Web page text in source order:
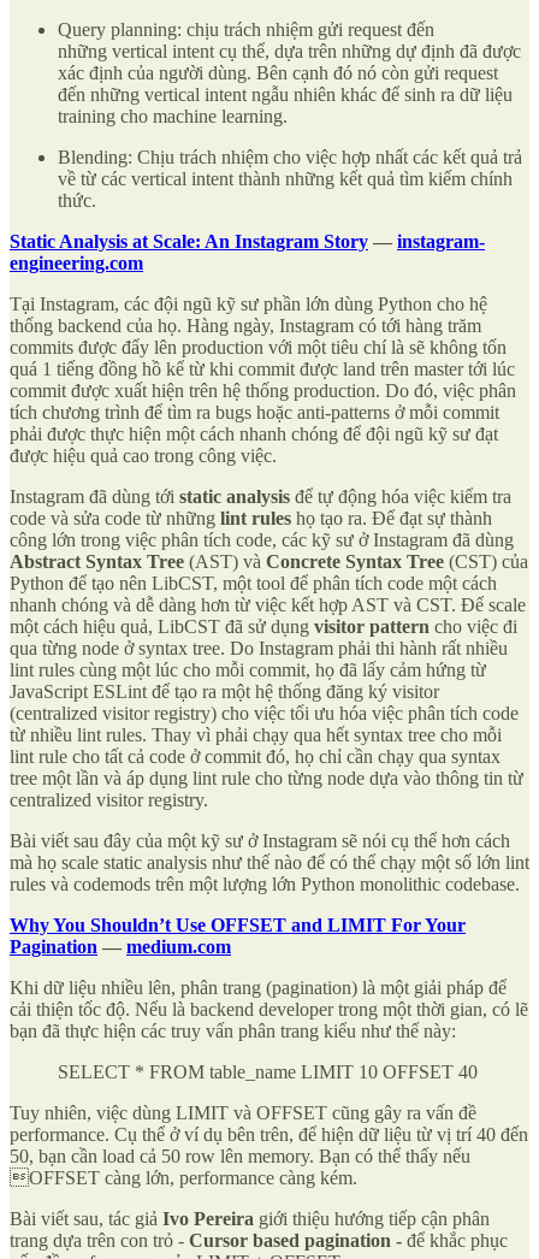
Query planning: chịu trách nhiệm gửi request đến
những vertical intent cụ thể, dựa trên những dự định đã được
xác định của người dùng. Bên cạnh đó nó còn gửi request
đến những vertical intent ngẫu nhiên khác để sinh ra dữ liệu
training cho machine learning.
Blending: Chịu trách nhiệm cho việc hợp nhất các kết quả trả
về từ các vertical intent thành những kết quả tìm kiếm chính
thức.
Static Analysis at Scale: An Instagram Story — instagram-
engineering.com
Tại Instagram, các đội ngũ kỹ sư phần lớn dùng Python cho hệ
thống backend của họ. Hàng ngày, Instagram có tới hàng trăm
commits được đẩy lên production với một tiêu chí là sẽ không tốn
quá 1 tiếng đồng hồ kể từ khi commit được land trên master tới lúc
commit được xuất hiện trên hệ thống production. Do đó, việc phân
tích chương trình để tìm ra bugs hoặc anti-patterns ở mỗi commit
phải được thực hiện một cách nhanh chóng để đội ngũ kỹ sư đạt
được hiệu quả cao trong công việc.
Instagram đã dùng tới static analysis để tự động hóa việc kiểm tra
code và sửa code từ những lint rules họ tạo ra. Để đạt sự thành
công lớn trong việc phân tích code, các kỹ sư ở Instagram đã dùng
Abstract Syntax Tree (AST) và Concrete Syntax Tree (CST) của
Python để tạo nên LibCST, một tool để phân tích code một cách
nhanh chóng và dễ dàng hơn từ việc kết hợp AST và CST. Để scale
một cách hiệu quả, LibCST đã sử dụng visitor pattern cho việc đi
qua từng node ở syntax tree. Do Instagram phải thi hành rất nhiều
lint rules cùng một lúc cho mỗi commit, họ đã lấy cảm hứng từ
JavaScript ESLint để tạo ra một hệ thống đăng ký visitor
(centralized visitor registry) cho việc tối ưu hóa việc phân tích code
từ nhiều lint rules. Thay vì phải chạy qua hết syntax tree cho mỗi
lint rule cho tất cả code ở commit đó, họ chỉ cần chạy qua syntax
tree một lần và áp dụng lint rule cho từng node dựa vào thông tin từ
centralized visitor registry.
Bài viết sau đây của một kỹ sư ở Instagram sẽ nói cụ thể hơn cách
mà họ scale static analysis như thế nào để có thể chạy một số lớn lint
rules và codemods trên một lượng lớn Python monolithic codebase.
Why You Shouldn’t Use OFFSET and LIMIT For Your
Pagination — medium.com
Khi dữ liệu nhiều lên, phân trang (pagination) là một giải pháp để
cải thiện tốc độ. Nếu là backend developer trong một thời gian, có lẽ
bạn đã thực hiện các truy vấn phân trang kiểu như thế này:
SELECT * FROM table_name LIMIT 10 OFFSET 40
Tuy nhiên, việc dùng LIMIT và OFFSET cũng gây ra vấn đề
performance. Cụ thể ở ví dụ bên trên, để hiện dữ liệu từ vị trí 40 đến
50, bạn cần load cả 50 row lên memory. Bạn có thể thấy nếu
OFFSET càng lớn, performance càng kém.
Bài viết sau, tác giả Ivo Pereira giới thiệu hướng tiếp cận phân
trang dựa trên con trỏ - Cursor based pagination - để khắc phục